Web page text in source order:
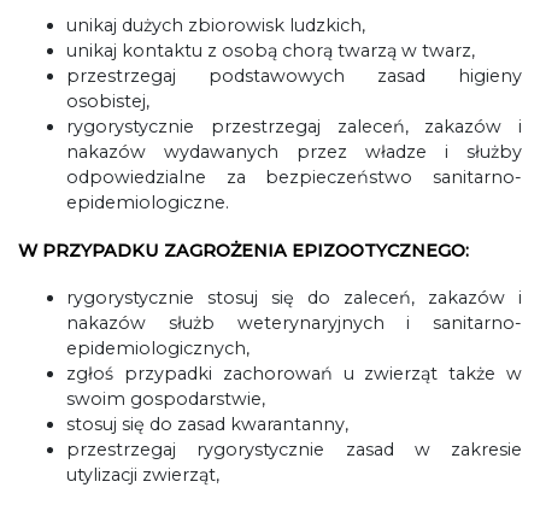
unikaj dużych zbiorowisk ludzkich,
unikaj kontaktu z osobą chorą twarzą w twarz,
przestrzegaj podstawowych zasad higieny
osobistej,
rygorystycznie przestrzegaj zaleceń, zakazów i
nakazów wydawanych przez władze i służby
odpowiedzialne za bezpieczeństwo sanitarno-
epidemiologiczne.
W PRZYPADKU ZAGROŻENIA EPIZOOTYCZNEGO:
rygorystycznie stosuj się do zaleceń, zakazów i
nakazów służb weterynaryjnych i sanitarno-
epidemiologicznych,
zgłoś przypadki zachorowań u zwierząt także w
swoim gospodarstwie,
stosuj się do zasad kwarantanny,
przestrzegaj rygorystycznie zasad w zakresie
utylizacji zwierząt,